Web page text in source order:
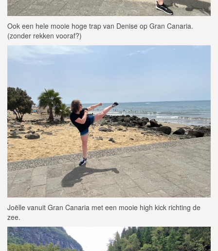
Ook een hele mooie hoge trap van Denise op Gran Canaria.
(zonder rekken vooraf?)
Joëlle vanuit Gran Canaria met een mooie high kick richting de
zee.